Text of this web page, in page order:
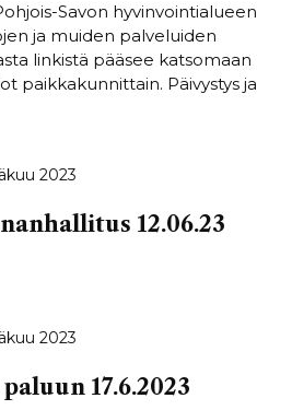
Savon hyvinvointialueen
ja muiden palveluiden
linkistä pääsee katsomaan
paikkakunnittain. Päivystys ja
2023
12.06.23
2023
17.6.2023